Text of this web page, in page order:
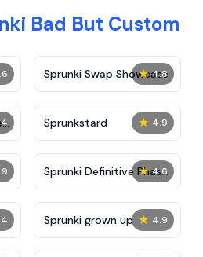
Bad But Custom
★ 4.8
Sprunki Swap Showcase
★ 4.9
Sprunkstard
★ 4.6
Sprunki Definitive Phase
7
★ 4.9
Sprunki grown up